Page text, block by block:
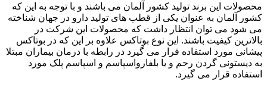
محصولات این برند تولید کشور آلمان می باشند و با توجه به این که
کشور آلمان به عنوان یکی از قطب های تولید دارو در جهان شناخته
می شود می توان انتظار داشت که محصولات این شرکت در
بالاترین کیفیت باشند. این نوع بوتاکس علاوه بر این که در بوتاکس
پیشانی مورد استفاده قرار می گیرد در رابطه با درمان بیماران مبتلا
به دیستونی گردن رحم و یا بلفارواسپاسم و اسپاسم پلک مورد
استفاده قرار می گیرد.